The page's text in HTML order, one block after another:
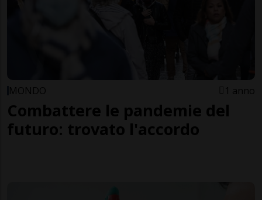
MONDO 1 anno
Combattere le pandemie del
futuro: trovato l'accordo